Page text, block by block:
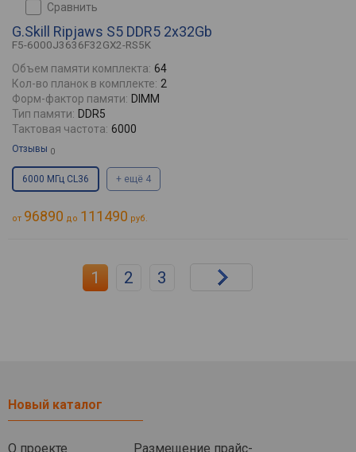
сравнить
G.Skill Ripjaws S5 DDR5 2x32Gb
F5-6000J3636F32GX2-RS5K
Объем памяти комплекта: 64
Кол-во планок в комплекте: 2
Форм-фактор памяти: DIMM
Тип памяти: DDR5
Тактовая частота: 6000
Отзывы 0
6000 МГц CL36 + ещё 4
от 96890 до 111490 руб.
1 2 3
Новый каталог
О проекте Размещение прайс-